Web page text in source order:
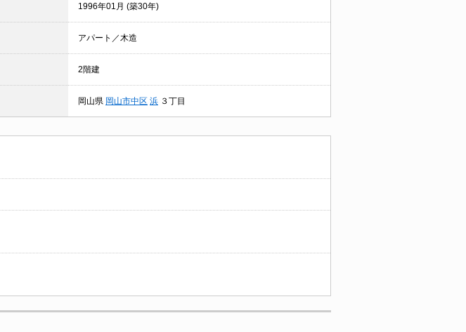
1996年01月 (築30年)
アパート／木造
2階建
岡山県 岡山市中区 浜 ３丁目